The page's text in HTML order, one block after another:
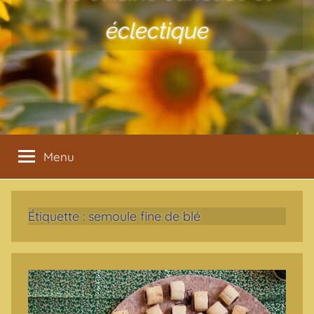
éclectique
Menu
Étiquette : semoule fine de blé